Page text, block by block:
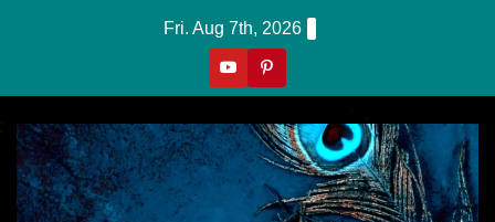
Fri. Aug 7th, 2026